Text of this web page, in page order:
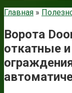
Главная »
Ворота
откатные